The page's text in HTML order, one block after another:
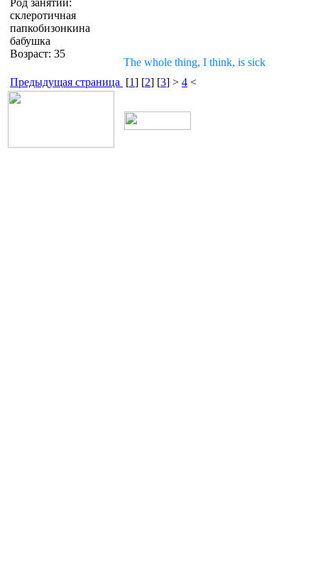
склеротичная
папкобизонкина
бабушка
Возраст: 35
The whole thing, I think, is sick
Предыдущая страница [1] [2] [3] > 4 <